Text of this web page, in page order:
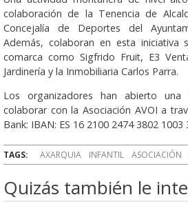
colaboración de la Tenencia de
Concejalía de Deportes del
Además, colaboran en esta iniciativa
comarca como Sigfrido Fruit, E3
Jardinería y la Inmobiliaria Carlos Parra.
Los organizadores han abierto
colaborar con la Asociación AVOI a
Bank: IBAN: ES 16 2100 2474 3802 1003
TAGS: AXARQUIA INFANTIL ASOCIACIÓN
Quizás también le